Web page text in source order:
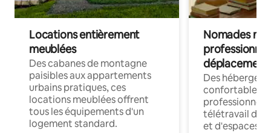
Locations entièrement
meublées
Des cabanes de montagne
paisibles aux appartements
urbains pratiques, ces
locations meublées offrent
tous les équipements d'un
logement standard.
Nomades
déplacement
Des
confortables
professionnels
télétravail
et d'espaces